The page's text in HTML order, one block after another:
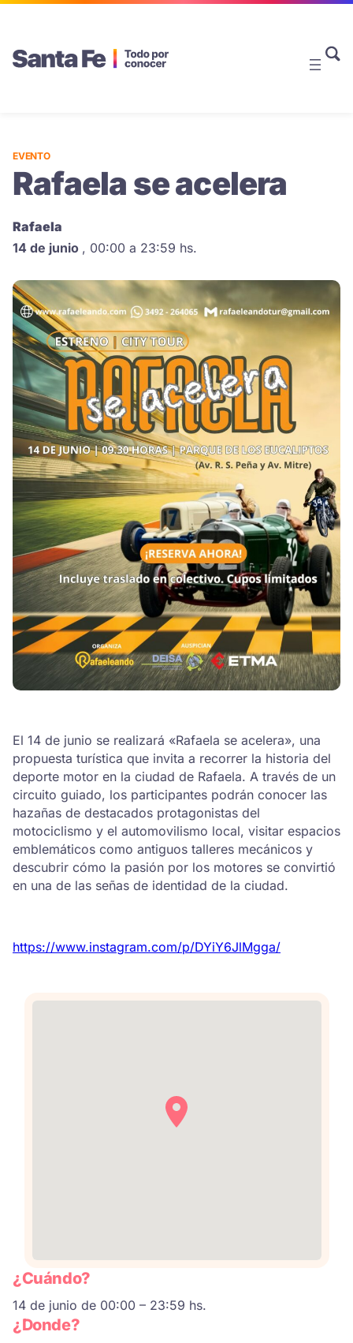
EVENTO
Rafaela se acelera
Rafaela
14 de junio , 00:00 a 23:59 hs.
El 14 de junio se realizará «Rafaela se acelera», una
propuesta turística que invita a recorrer la historia del
deporte motor en la ciudad de Rafaela. A través de un
circuito guiado, los participantes podrán conocer las
hazañas de destacados protagonistas del
motociclismo y el automovilismo local, visitar espacios
emblemáticos como antiguos talleres mecánicos y
descubrir cómo la pasión por los motores se convirtió
en una de las señas de identidad de la ciudad.
https://www.instagram.com/p/DYiY6JlMgga/
¿Cuándo?
14 de junio de 00:00 – 23:59 hs.
¿Donde?